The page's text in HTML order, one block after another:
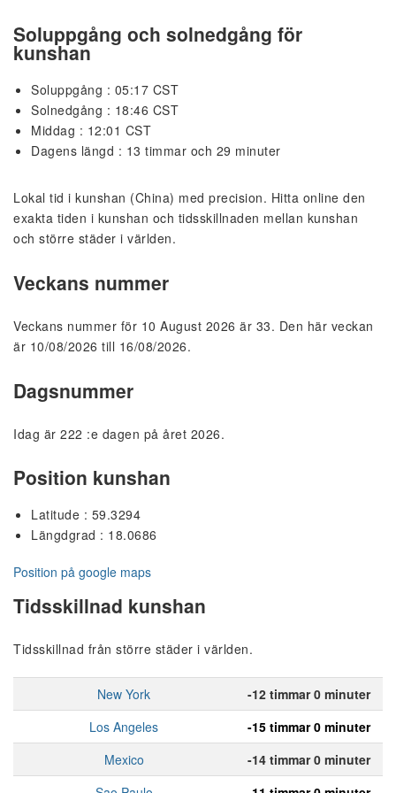
Soluppgång och solnedgång för
kunshan
Soluppgång : 05:17 CST
Solnedgång : 18:46 CST
Middag : 12:01 CST
Dagens längd : 13 timmar och 29 minuter
Lokal tid i kunshan (China) med precision. Hitta online den
exakta tiden i kunshan och tidsskillnaden mellan kunshan
och större städer i världen.
Veckans nummer
Veckans nummer för 10 August 2026 är 33. Den här veckan
är 10/08/2026 till 16/08/2026.
Dagsnummer
Idag är 222 :e dagen på året 2026.
Position kunshan
Latitude : 59.3294
Längdgrad : 18.0686
Position på google maps
Tidsskillnad kunshan
Tidsskillnad från större städer i världen.
New York
-12 timmar 0 minuter
Los Angeles
-15 timmar 0 minuter
Mexico
-14 timmar 0 minuter